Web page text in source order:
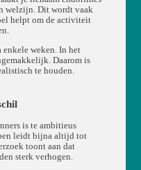
welzijn. Dit wordt vaak
helpt om de activiteit
enkele weken. In het
Daarom is
te houden.
is te ambitieus
leidt bijna altijd tot
toont aan dat
sterk verhogen.